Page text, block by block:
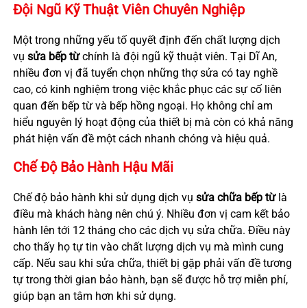
Đội Ngũ Kỹ Thuật Viên Chuyên Nghiệp
Một trong những yếu tố quyết định đến chất lượng dịch
vụ sửa bếp từchính là đội ngũ kỹ thuật viên. Tại Dĩ An,
nhiều đơn vị đã tuyển chọn những thợ sửa có tay nghề
cao, có kinh nghiệm trong việc khắc phục các sự cố liên
quan đến bếp từ và bếp hồng ngoại. Họ không chỉ am
hiểu nguyên lý hoạt động của thiết bị mà còn có khả năng
phát hiện vấn đề một cách nhanh chóng và hiệu quả.
Chế Độ Bảo Hành Hậu Mãi
Chế độ bảo hành khi sử dụng dịch vụ sửa chữa bếp từlà
điều mà khách hàng nên chú ý. Nhiều đơn vị cam kết bảo
hành lên tới 12 tháng cho các dịch vụ sửa chữa. Điều này
cho thấy họ tự tin vào chất lượng dịch vụ mà mình cung
cấp. Nếu sau khi sửa chữa, thiết bị gặp phải vấn đề tương
tự trong thời gian bảo hành, bạn sẽ được hỗ trợ miễn phí,
giúp bạn an tâm hơn khi sử dụng.